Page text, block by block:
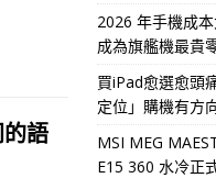
語
2026 年手機成
成為旗艦機最貴
買iPad愈選愈頭
定位」購機有方
MSI MEG
E15 360 水冷正